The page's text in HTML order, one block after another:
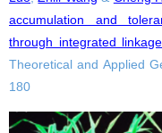
accumulation and
through integrated
Theoretical and Applied
180